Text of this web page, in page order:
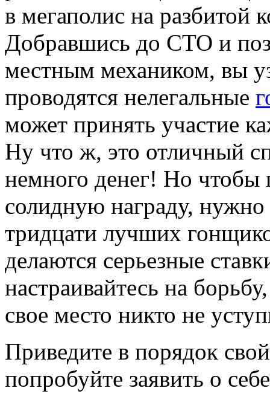
в мегаполис на разбитой
Добравшись до СТО и
местным механиком, вы
проводятся нелегальные
может принять участие
Ну что ж, это отличный
немного денег! Но чтобы
солидную награду, нужно
тридцати лучших
делаются серьезные
настраивайтесь на
свое место никто не
Приведите в порядок
попробуйте заявить о